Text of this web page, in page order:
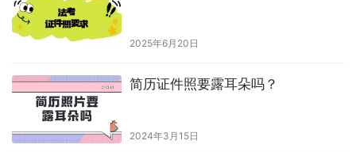
2025年6月20日
简历证件照要露耳朵吗？
2024年3月15日